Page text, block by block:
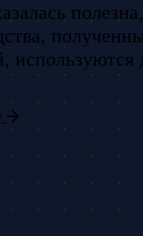
используются